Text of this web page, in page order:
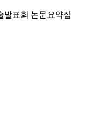
발표회 논문요약집